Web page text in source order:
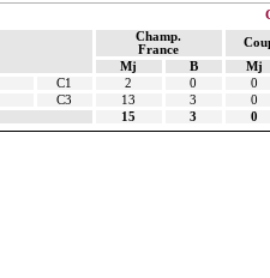
Champ.
France
Mj
B
Mj
C1 2 0
0
C3 13 3
0
15 3 0